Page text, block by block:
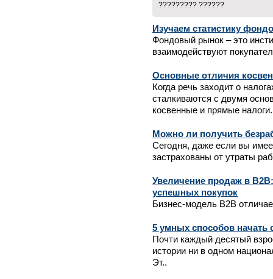
????????? ??????
Изучаем статистику
Фондовый рынок – это
взаимодействуют
Основные отличия
Когда речь заходит о
сталкиваются с двумя
косвенные и прямые
Можно ли получить
Сегодня, даже если вы
застрахованы от утраты
Увеличение продаж в
успешных покупок
Бизнес-модель B2B
5 умных способов начать
Почти каждый десятый
истории ни в одном
Эт..